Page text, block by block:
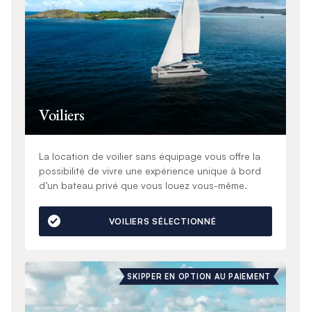
Voiliers
La location de voilier sans équipage vous offre la
possibilité de vivre une expérience unique à bord
d’un bateau privé que vous louez vous-même.
VOILIERS SÉLECTIONNÉ
SKIPPER EN OPTION AU PAIEMENT